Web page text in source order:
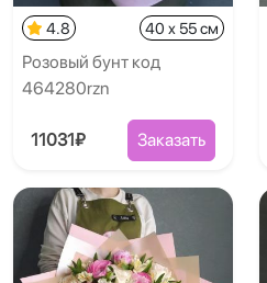
4.8 40 x 55 см
Розовый бунт код
464280rzn
11031₽ Заказать